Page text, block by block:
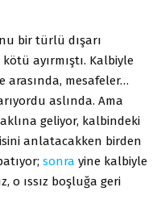
bir türlü dışarı
ayırmıştı. Kalbiyle
arasında, mesafeler…
aslında. Ama
geliyor, kalbindeki
anlatacakken birden
sonra yine kalbiyle
o ıssız boşluğa geri